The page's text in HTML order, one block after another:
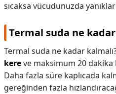
sıcaksa vücudunuzda
Termal suda ne
Termal suda ne kadar
kereve maksimum 20
Daha fazla süre kaplıcada
gereğinden fazla